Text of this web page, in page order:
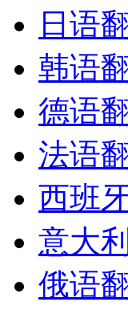
日语
韩语
德语
法语
西班
意大
俄语